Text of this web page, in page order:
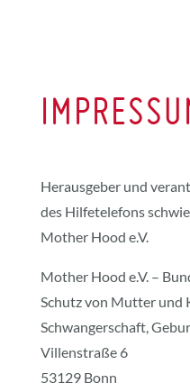
Herausgeber und
des Hilfetelefons
Mother Hood e.V.
Mother Hood e.V. –
Schutz von Mutter und
Schwangerschaft,
Villenstraße 6
53129 Bonn